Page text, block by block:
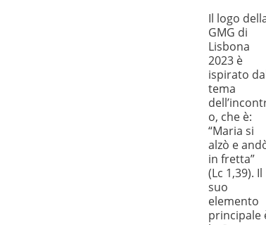
Il logo
GMG di
Lisbona
2023 è
ispirato
tema
o, che è:
“Maria si
alzò e
in fretta”
(Lc 1,39). Il
suo
elemento
principale